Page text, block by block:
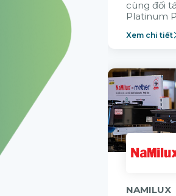
cùng đối
Platinum
Xem chi tiết
NAMILUX